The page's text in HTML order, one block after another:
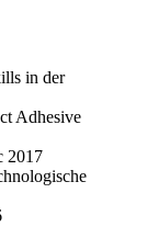
in der
Adhesive
2017